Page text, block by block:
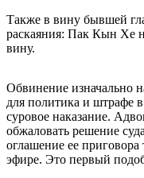
Также в вину бывшей
раскаяния: Пак Кын Хе
вину.
Обвинение изначально
для политика и штрафе
суровое наказание.
обжаловать решение
оглашение ее
эфире. Это первый